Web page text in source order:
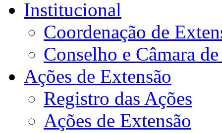
Institucional
Coordenação de
Conselho e Câmara
Ações de Extensão
Registro das Ações
Ações de Extensão